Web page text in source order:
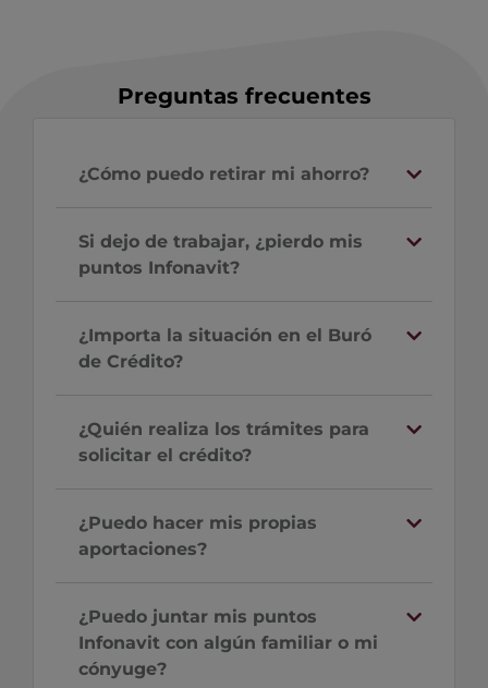
Preguntas frecuentes
¿Cómo puedo retirar mi ahorro?
Si dejo de trabajar, ¿pierdo mis
puntos Infonavit?
¿Importa la situación en el Buró
de Crédito?
¿Quién realiza los trámites para
solicitar el crédito?
¿Puedo hacer mis propias
aportaciones?
¿Puedo juntar mis puntos
Infonavit con algún familiar o mi
cónyuge?